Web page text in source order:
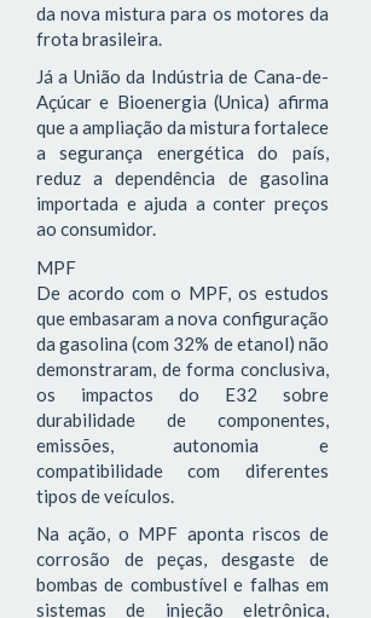
da nova mistura para os motores da
frota brasileira.
Já a União da Indústria de Cana-de-
Açúcar e Bioenergia (Unica) afirma
que a ampliação da mistura fortalece
a segurança energética do país,
reduz a dependência de gasolina
importada e ajuda a conter preços
ao consumidor.
MPF
De acordo com o MPF, os estudos
que embasaram a nova configuração
da gasolina (com 32% de etanol) não
demonstraram, de forma conclusiva,
os impactos do E32 sobre
durabilidade de componentes,
emissões, autonomia e
compatibilidade com diferentes
tipos de veículos.
Na ação, o MPF aponta riscos de
corrosão de peças, desgaste de
bombas de combustível e falhas em
sistemas de injeção eletrônica,